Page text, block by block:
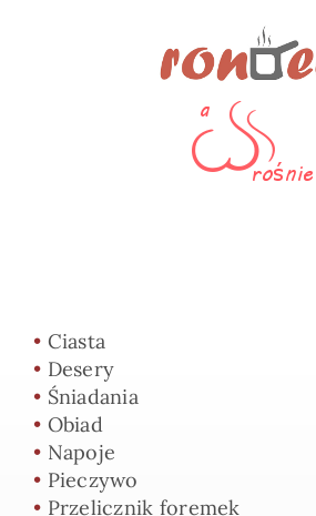
• Ciasta
• Desery
• Śniadania
• Obiad
• Napoje
• Pieczywo
• Przelicznik foremek